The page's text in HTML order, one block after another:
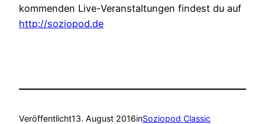
kommenden Live-Veranstaltungen findest du auf
http://soziopod.de
Veröffentlicht13. August 2016inSoziopod Classic